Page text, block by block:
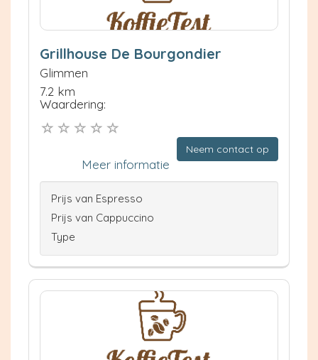
Grillhouse De Bourgondier
Glimmen
7.2 km
Waardering:
Neem contact op
Meer informatie
Prijs van Espresso
Prijs van Cappuccino
Type